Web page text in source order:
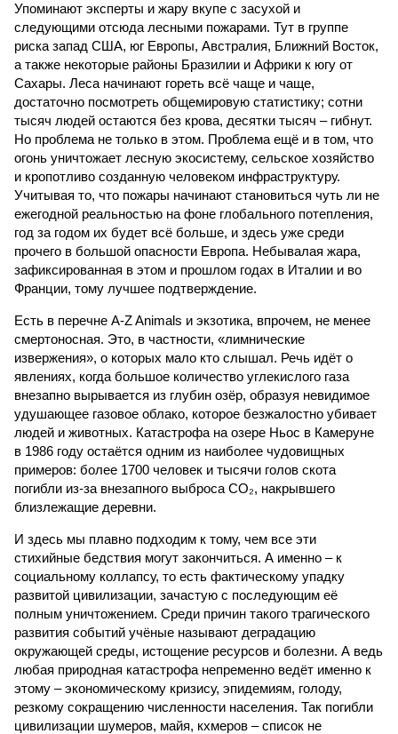
Упоминают эксперты и жару вкупе с засухой и
следующими отсюда лесными пожарами. Тут в группе
риска запад США, юг Европы, Австралия, Ближний Восток,
а также некоторые районы Бразилии и Африки к югу от
Сахары. Леса начинают гореть всё чаще и чаще,
достаточно посмотреть общемировую статистику; сотни
тысяч людей остаются без крова, десятки тысяч – гибнут.
Но проблема не только в этом. Проблема ещё и в том, что
огонь уничтожает лесную экосистему, сельское хозяйство
и кропотливо созданную человеком инфраструктуру.
Учитывая то, что пожары начинают становиться чуть ли не
ежегодной реальностью на фоне глобального потепления,
год за годом их будет всё больше, и здесь уже среди
прочего в большой опасности Европа. Небывалая жара,
зафиксированная в этом и прошлом годах в Италии и во
Франции, тому лучшее подтверждение.
Есть в перечне A-Z Animals и экзотика, впрочем, не менее
смертоносная. Это, в частности, «лимнические
извержения», о которых мало кто слышал. Речь идёт о
явлениях, когда большое количество углекислого газа
внезапно вырывается из глубин озёр, образуя невидимое
удушающее газовое облако, которое безжалостно убивает
людей и животных. Катастрофа на озере Ньос в Камеруне
в 1986 году остаётся одним из наиболее чудовищных
примеров: более 1700 человек и тысячи голов скота
погибли из-за внезапного выброса CO₂, накрывшего
близлежащие деревни.
И здесь мы плавно подходим к тому, чем все эти
стихийные бедствия могут закончиться. А именно – к
социальному коллапсу, то есть фактическому упадку
развитой цивилизации, зачастую с последующим её
полным уничтожением. Среди причин такого трагического
развития событий учёные называют деградацию
окружающей среды, истощение ресурсов и болезни. А ведь
любая природная катастрофа непременно ведёт именно к
этому – экономическому кризису, эпидемиям, голоду,
резкому сокращению численности населения. Так погибли
цивилизации шумеров, майя, кхмеров – список не